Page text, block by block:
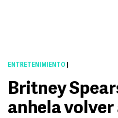
ENTRETENIMIENTO
Britney
anhela volver